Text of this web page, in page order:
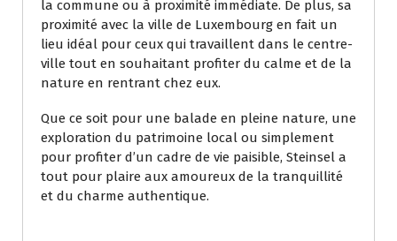
la commune ou à proximité immédiate. De plus, sa
proximité avec la ville de Luxembourg en fait un
lieu idéal pour ceux qui travaillent dans le centre-
ville tout en souhaitant profiter du calme et de la
nature en rentrant chez eux.
Que ce soit pour une balade en pleine nature, une
exploration du patrimoine local ou simplement
pour profiter d’un cadre de vie paisible, Steinsel a
tout pour plaire aux amoureux de la tranquillité
et du charme authentique.